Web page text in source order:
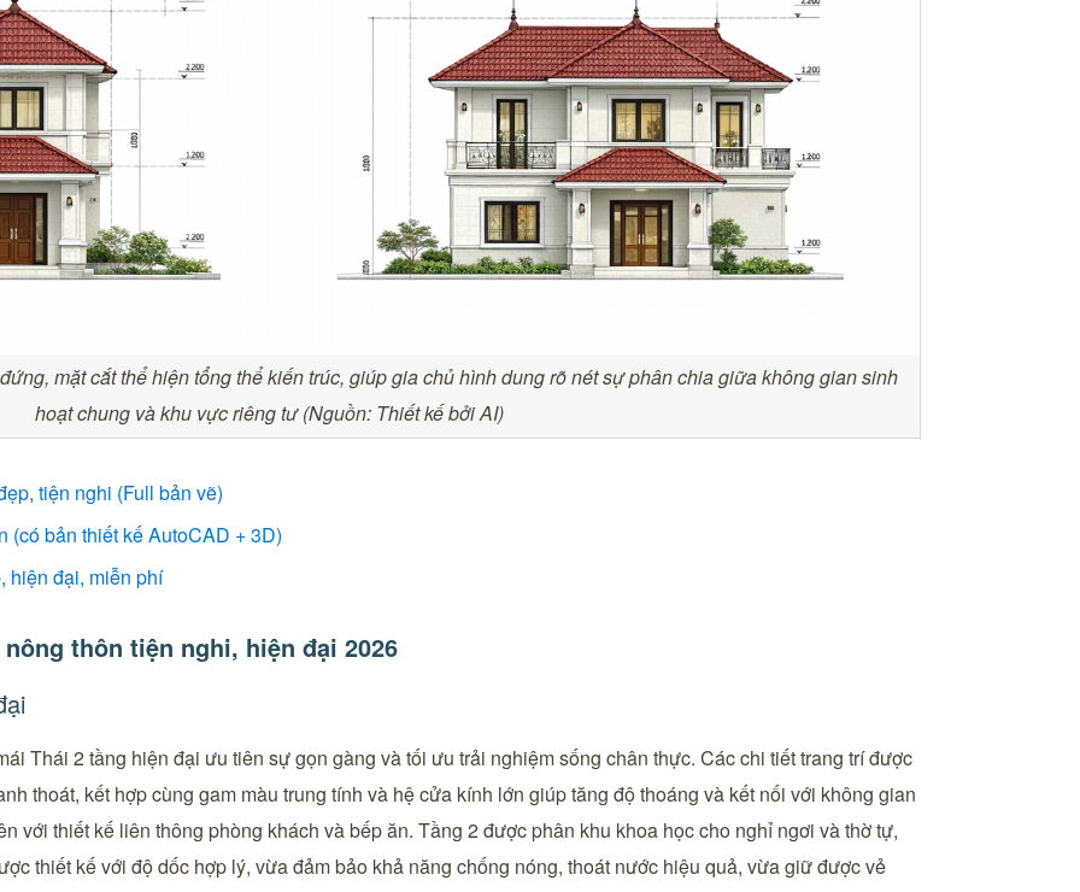
mặt cắt thể hiện tổng thể kiến trúc, giúp gia chủ hình dung rõ nét sự phân chia giữa không gian sinh
hoạt chung và khu vực riêng tư (Nguồn: Thiết kế bởi AI)
tiện nghi (Full bản vẽ)
(có bản thiết kế AutoCAD + 3D)
hiện đại, miễn phí
thôn tiện nghi, hiện đại 2026
Thái 2 tầng hiện đại ưu tiên sự gọn gàng và tối ưu trải nghiệm sống chân thực. Các chi tiết trang trí được
thoát, kết hợp cùng gam màu trung tính và hệ cửa kính lớn giúp tăng độ thoáng và kết nối với không gian
với thiết kế liên thông phòng khách và bếp ăn. Tầng 2 được phân khu khoa học cho nghỉ ngơi và thờ tự,
thiết kế với độ dốc hợp lý, vừa đảm bảo khả năng chống nóng, thoát nước hiệu quả, vừa giữ được vẻ